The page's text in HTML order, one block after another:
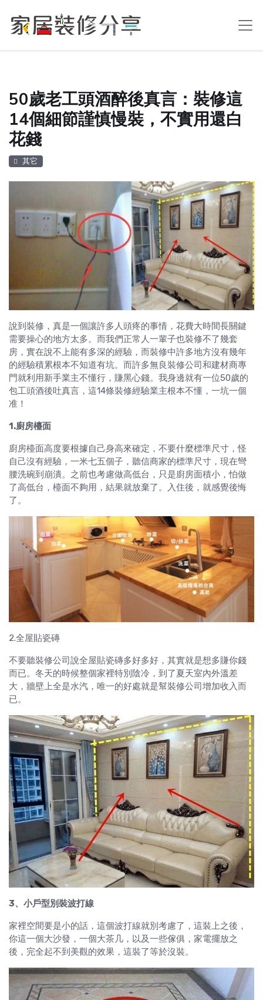
50歲老工頭酒醉後真言：裝修這
14個細節謹慎慢裝，不實用還白
花錢
其它
說到裝修，真是一個讓許多人頭疼的事情，花費大時間長關鍵
需要操心的地方太多。而我們正常人一輩子也裝修不了幾套
房，實在說不上能有多深的經驗，而裝修中許多地方沒有幾年
的經驗積累根本不知道有坑。而許多無良裝修公司和建材商專
門就利用新手業主不懂行，賺黑心錢。我身邊就有一位50歲的
包工頭酒後吐真言，這14條裝修經驗業主根本不懂，一坑一個
准！
1.廚房檯面
廚房檯面高度要根據自己身高來確定，不要什麼標準尺寸，怪
自己沒有經驗，一米七五個子，聽信商家的標準尺寸，現在彎
腰洗碗到崩潰。之前也考慮做高低台，只是廚房面積小，怕做
了高低台，檯面不夠用，結果就放棄了。入住後，就感覺後悔
了。
2.全屋貼瓷磚
不要聽裝修公司說全屋貼瓷磚多好多好，其實就是想多賺你錢
而已。冬天的時候整個家裡特別陰冷，到了夏天室內外溫差
大，牆壁上全是水汽，唯一的好處就是幫裝修公司增加收入而
已。
3、小戶型別裝波打線
家裡空間要是小的話，這個波打線就別考慮了，這裝上之後，
你這一個大沙發，一個大茶几，以及一些傢俱，家電擺放之
後，完全起不到美觀的效果，這裝了等於沒裝。